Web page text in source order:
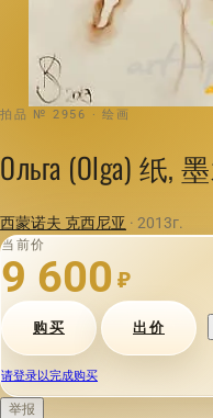
拍品 № 2956 · 绘画
Ольга (Olga) 纸,
西蒙诺夫 克西尼亚 · 2013г.
当前价
9 600 ₽
购买 出价
请登录以完成购买
举报